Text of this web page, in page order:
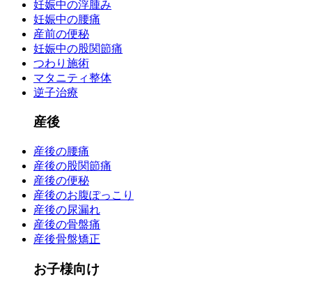
妊娠中の浮腫み
妊娠中の腰痛
産前の便秘
妊娠中の股関節痛
つわり施術
マタニティ整体
逆子治療
産後
産後の腰痛
産後の股関節痛
産後の便秘
産後のお腹ぽっこり
産後の尿漏れ
産後の骨盤痛
産後骨盤矯正
お子様向け